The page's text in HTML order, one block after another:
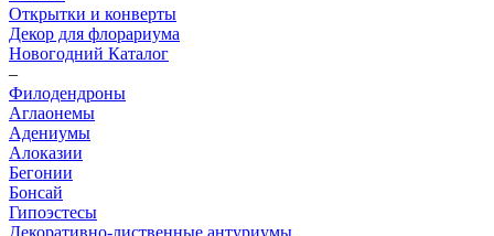
Открытки и конверты
Декор для флорариума
Новогодний Каталог
–
Филодендроны
Аглаонемы
Адениумы
Алоказии
Бегонии
Бонсай
Гипоэстесы
Декоративно-лиственные антуриумы